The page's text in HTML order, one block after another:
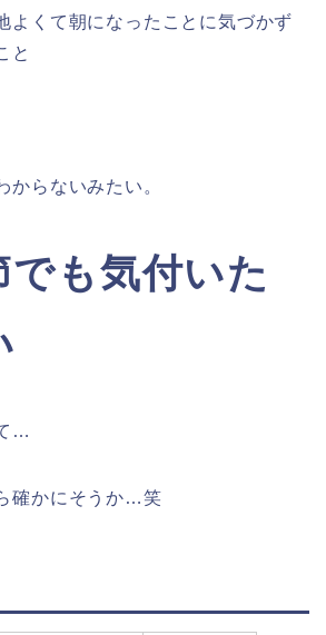
よくて朝になったことに気づかず
と
からないみたい。
も気付いた
…
確かにそうか…笑